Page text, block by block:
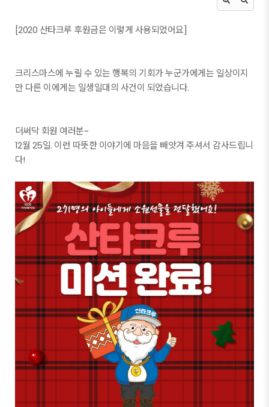
[2020 산타크루 후원금은 이렇게 사용되었어요]
크리스마스에 누릴 수 있는 행복의 기회가 누군가에게는 일상이지
만 다른 이에게는 일생일대의 사건이 되었습니다.
더써닥 회원 여러분~
12월 25일. 이런 따뜻한 이야기에 마음을 빼앗겨 주셔서 감사드립니
다!